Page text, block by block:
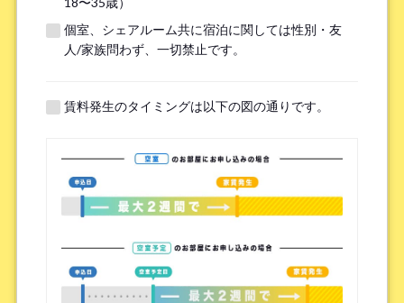
受信できない状況です。確実に返信を受け取るために、Gmail や Yahoo
など別のメールアドレスをご提供いただけますようお願いいたしま
認ください。）
もし 2～3 日以内に返信がない場合は、LINE またはお電話にてお問い合
メールアドレス(確認) *
個室、シェアルーム共に宿泊に関しては性別・友
人/家族問わず、一切禁止です。
賃料発生のタイミングは以下の図の通りです。